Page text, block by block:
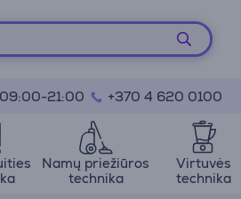
21:00 +370 4 620 0100
Namų priežiūros
technika
Virtuvės
technika